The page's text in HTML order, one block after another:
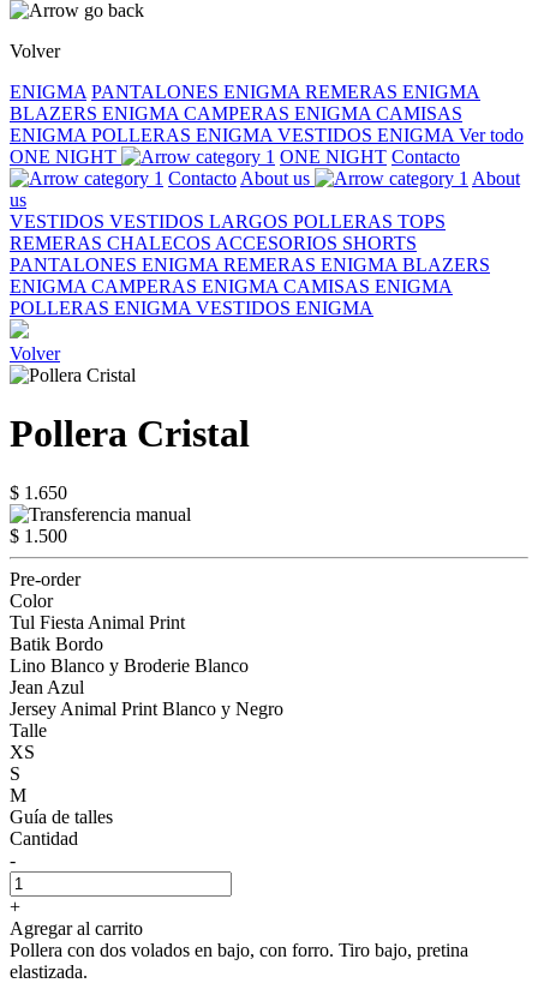
Volver
ENIGMA PANTALONES ENIGMA REMERAS ENIGMA
BLAZERS ENIGMA CAMPERAS ENIGMA CAMISAS
ENIGMA POLLERAS ENIGMA VESTIDOS ENIGMA Ver todo
ONE NIGHT
ONE NIGHT Contacto
Contacto About us
About
us
VESTIDOS VESTIDOS LARGOS POLLERAS TOPS
REMERAS CHALECOS ACCESORIOS SHORTS
PANTALONES ENIGMA REMERAS ENIGMA BLAZERS
ENIGMA CAMPERAS ENIGMA CAMISAS ENIGMA
POLLERAS ENIGMA VESTIDOS ENIGMA
Volver
Pollera Cristal
$ 1.650
$ 1.500
Pre-order
Color
Tul Fiesta Animal Print
Batik Bordo
Lino Blanco y Broderie Blanco
Jean Azul
Jersey Animal Print Blanco y Negro
Talle
XS
S
M
Guía de talles
Cantidad
-
+
Agregar al carrito
Pollera con dos volados en bajo, con forro. Tiro bajo, pretina
elastizada.